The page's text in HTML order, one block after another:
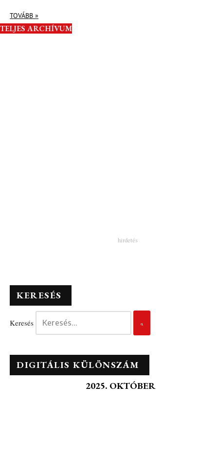
TOVÁBB »
TELJES ARCHÍVUM
KERESÉS
Keresés
DIGITÁLIS KÜLÖNSZÁM
2025. OKTÓBER